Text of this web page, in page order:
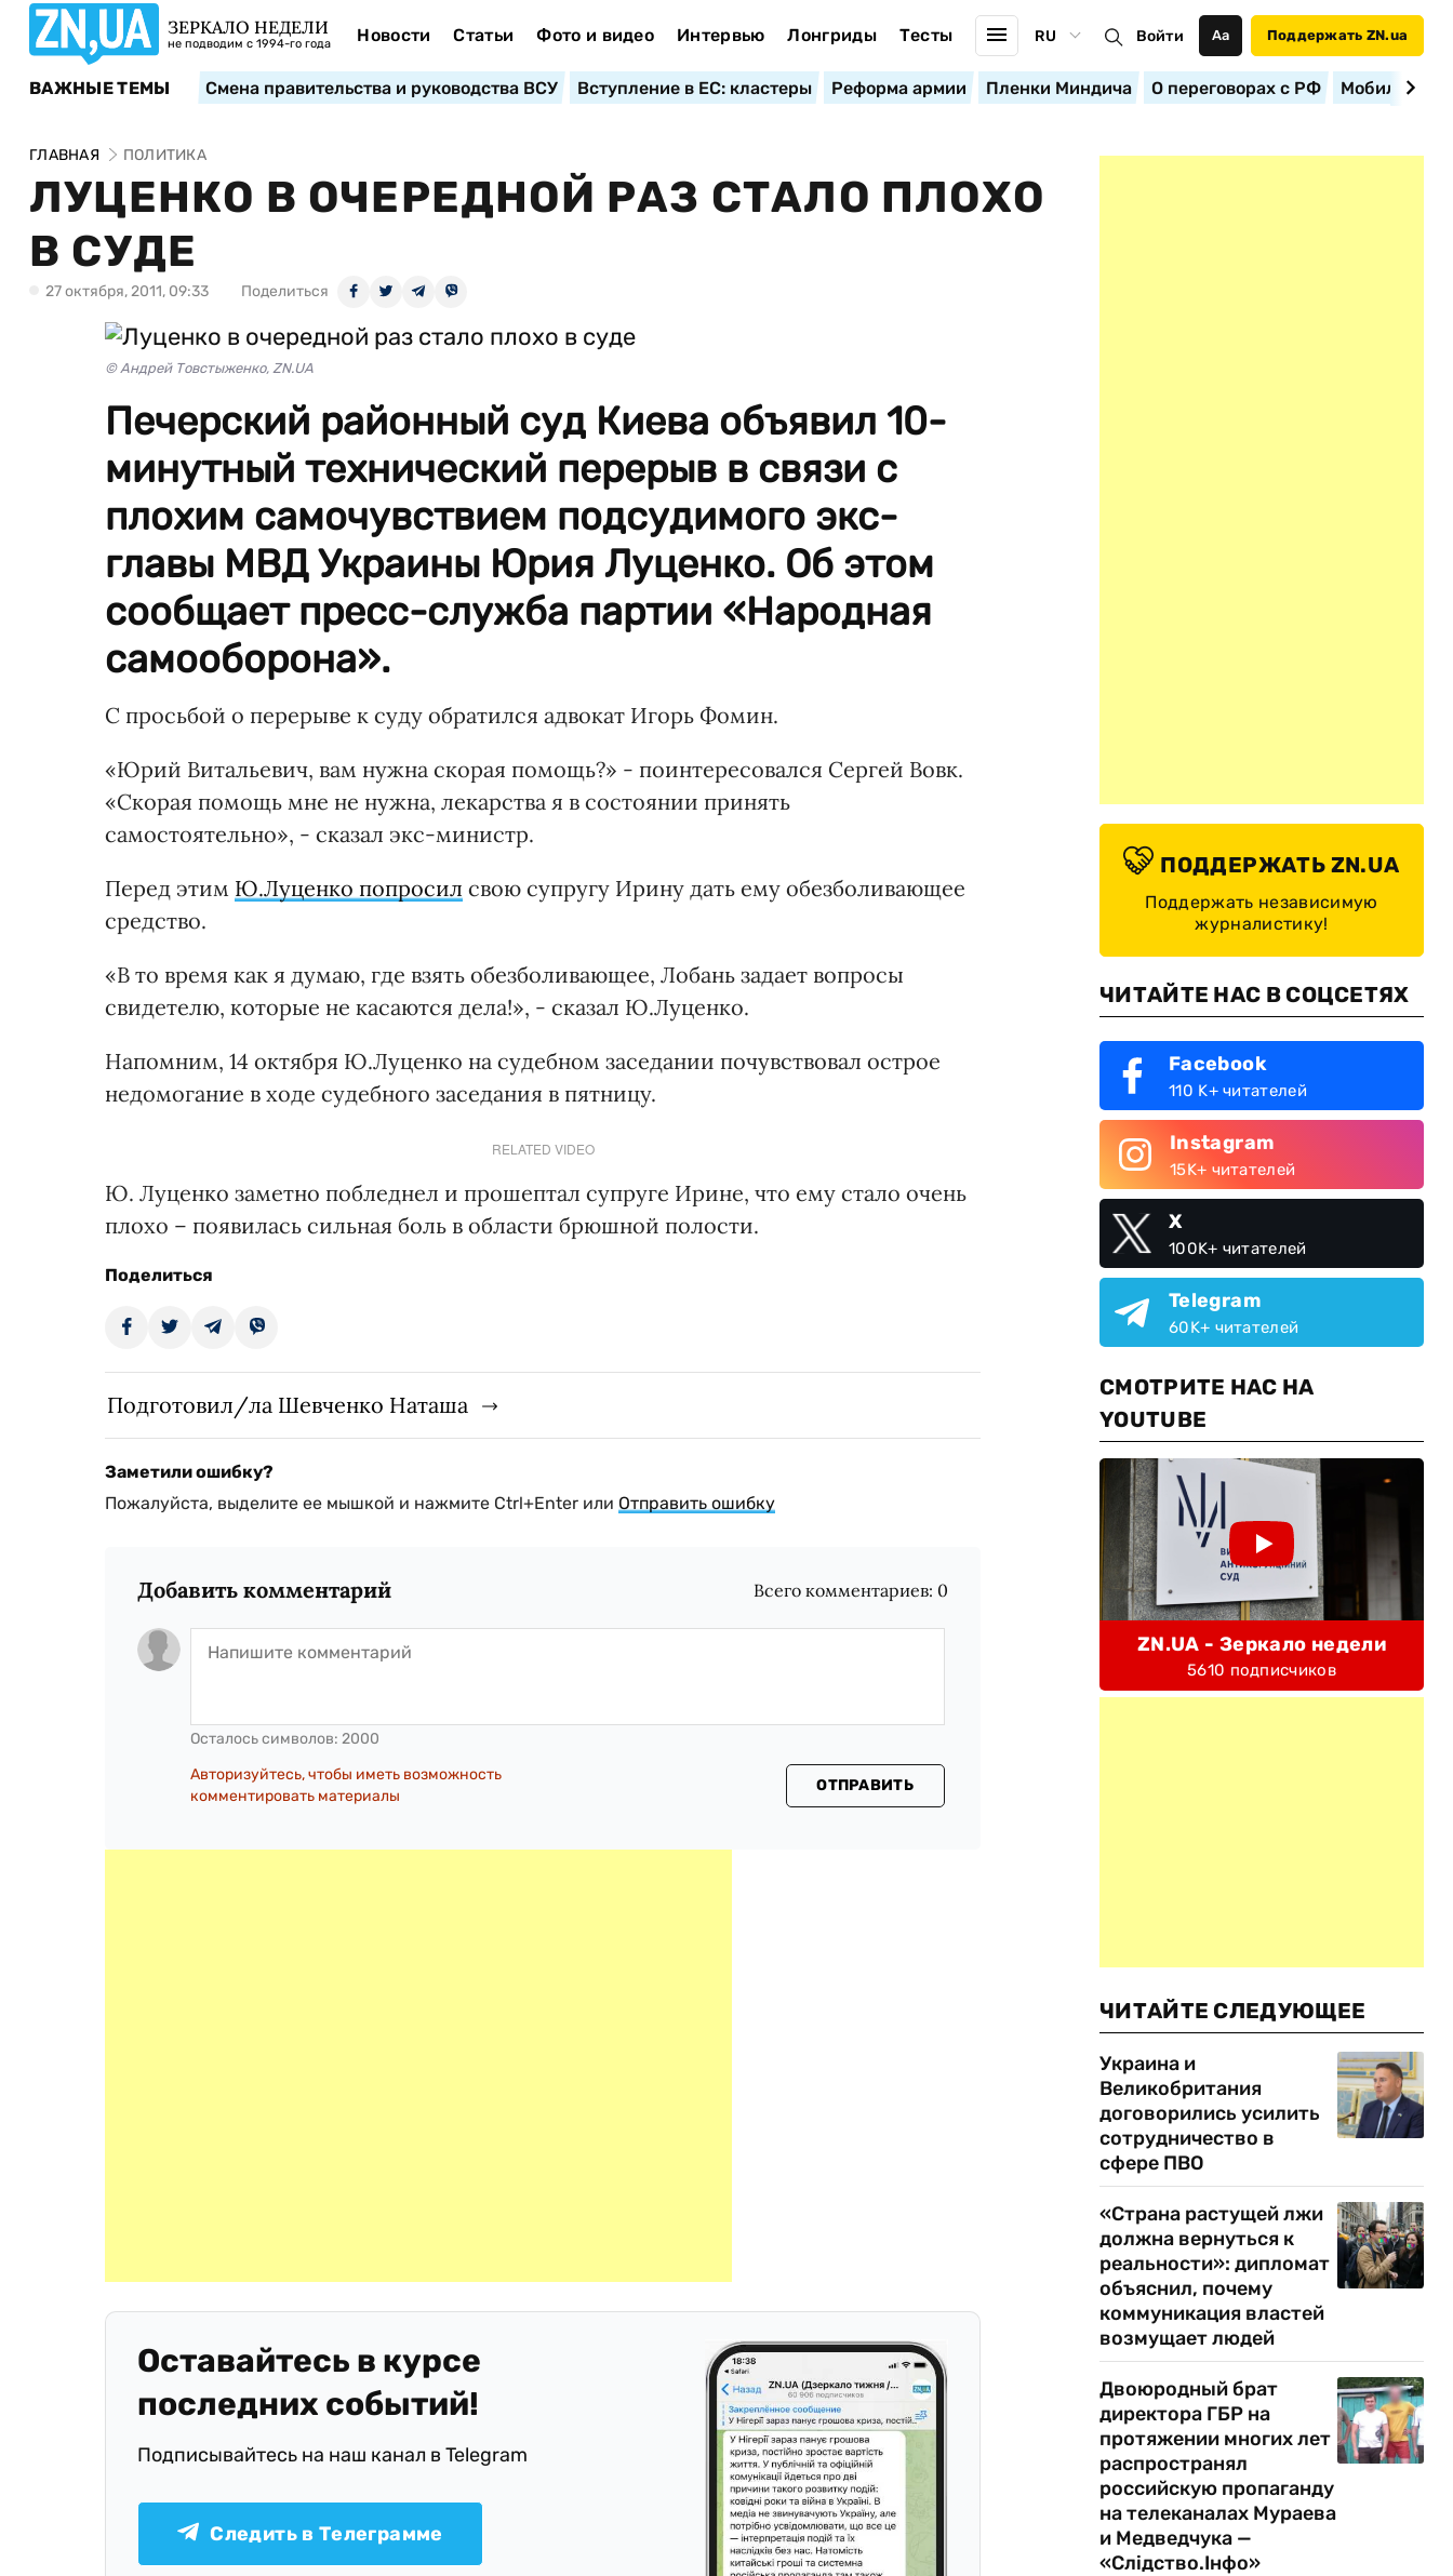
ЗЕРКАЛО НЕДЕЛИ
не подводим с 1994-го года Новости Статьи Фото и видео Интервью Лонгриды Тесты RU Войти Аа Поддержать ZN.ua
ВАЖНЫЕ ТЕМЫ Смена правительства и руководства ВСУ Вступление в ЕС: кластеры Реформа армии Пленки Миндича О переговорах с РФ
ГЛАВНАЯ ПОЛИТИКА
ЛУЦЕНКО В ОЧЕРЕДНОЙ РАЗ СТАЛО ПЛОХО
В СУДЕ
27 октября, 2011, 09:33 Поделиться
© Андрей Товстыженко, ZN.UA
Печерский районный суд Киева объявил 10-
минутный технический перерыв в связи с
плохим самочувствием подсудимого экс-
главы МВД Украины Юрия Луценко. Об этом
сообщает пресс-служба партии «Народная
самооборона».
С просьбой о перерыве к суду обратился адвокат Игорь Фомин.
«Юрий Витальевич, вам нужна скорая помощь?» - поинтересовался Сергей Вовк.
«Скорая помощь мне не нужна, лекарства я в состоянии принять
самостоятельно», - сказал экс-министр.
Перед этим Ю.Луценко попросил свою супругу Ирину дать ему обезболивающее
средство.
«В то время как я думаю, где взять обезболивающее, Лобань задает вопросы
свидетелю, которые не касаются дела!», - сказал Ю.Луценко.
Напомним, 14 октября Ю.Луценко на судебном заседании почувствовал острое
недомогание в ходе судебного заседания в пятницу.
RELATED VIDEO
Ю. Луценко заметно побледнел и прошептал супруге Ирине, что ему стало очень
плохо – появилась сильная боль в области брюшной полости.
Поделиться
Подготовил/ла Шевченко Наташа
Заметили ошибку?
Пожалуйста, выделите ее мышкой и нажмите Ctrl+Enter или Отправить ошибку
Добавить комментарий Всего комментариев: 0
Осталось символов: 2000
Авторизуйтесь, чтобы иметь возможность
комментировать материалы
ОТПРАВИТЬ
Оставайтесь в курсе
последних событий!
Подписывайтесь на наш канал в Telegram
Следить в Телеграмме
ПОДДЕРЖАТЬ ZN.UA
Поддержать независимую
журналистику!
ЧИТАЙТЕ НАС В СОЦСЕТЯХ
Facebook
110 K+ читателей
Instagram
15K+ читателей
X
100K+ читателей
Telegram
60K+ читателей
СМОТРИТЕ НАС НА
YOUTUBE
ZN.UA - Зеркало недели
5610 подписчиков
ЧИТАЙТЕ СЛЕДУЮЩЕЕ
Украина и
Великобритания
договорились усилить
сотрудничество в
сфере ПВО
«Страна растущей лжи
должна вернуться к
реальности»: дипломат
объяснил, почему
коммуникация властей
возмущает людей
Двоюродный брат
директора ГБР на
протяжении многих лет
распространял
российскую пропаганду
на телеканалах Мураева
и Медведчука —
«Слідство.Інфо»